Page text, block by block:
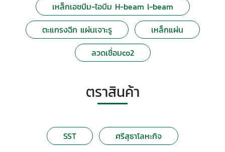
เหล็กเอชบีม-ไอบีม H-beam l-beam
ตะแกรงฉีก แผ่นเจาะรู
เหล็กแผ่น
ลวดเชื่อมco2
ตราสินค้า
SST ศรีสุธาโลหะกิจ